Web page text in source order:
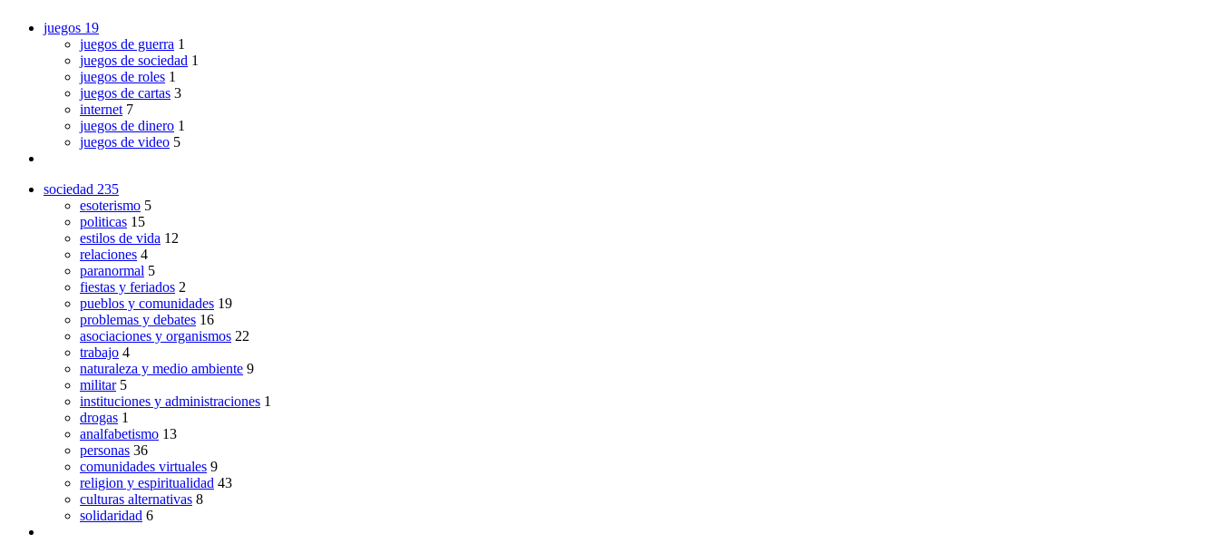
juegos 19
juegos de guerra 1
juegos de sociedad 1
juegos de roles 1
juegos de cartas 3
internet 7
juegos de dinero 1
juegos de video 5
sociedad 235
esoterismo 5
politicas 15
estilos de vida 12
relaciones 4
paranormal 5
fiestas y feriados 2
pueblos y comunidades 19
problemas y debates 16
asociaciones y organismos 22
trabajo 4
naturaleza y medio ambiente 9
militar 5
instituciones y administraciones 1
drogas 1
analfabetismo 13
personas 36
comunidades virtuales 9
religion y espiritualidad 43
culturas alternativas 8
solidaridad 6